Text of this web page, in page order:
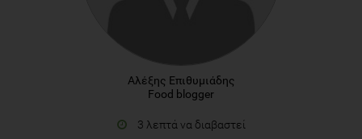
Αλέξης Επιθυμιάδης
Food blogger
3 λεπτά να διαβαστεί